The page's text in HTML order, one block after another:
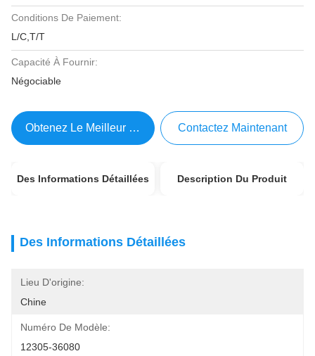
Conditions De Paiement:
L/C,T/T
Capacité À Fournir:
Négociable
Obtenez Le Meilleur Prix Contactez Maintenant
Des Informations Détaillées Description Du Produit
Des Informations Détaillées
Lieu D'origine:
Chine
Numéro De Modèle:
12305-36080